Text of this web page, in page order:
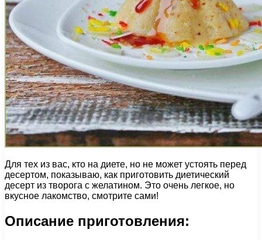
Для тех из вас, кто на диете, но не может устоять перед
десертом, показываю, как приготовить диетический
десерт из творога с желатином. Это очень легкое, но
вкусное лакомство, смотрите сами!
Описание приготовления: